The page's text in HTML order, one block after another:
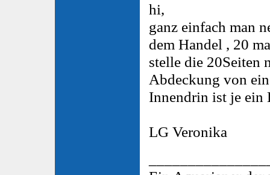
hi,
ganz einfach man
dem Handel , 20
stelle die 20Seiten
Abdeckung von
Innendrin ist je ein
LG Veronika